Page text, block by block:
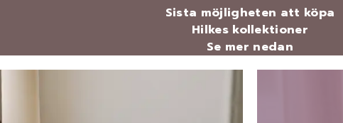
Sista möjligheten att köpa
Hilkes kollektioner
Se mer nedan